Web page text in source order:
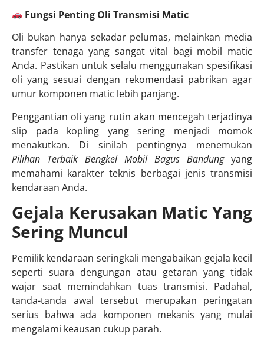
Fungsi Penting Oli Transmisi Matic
Oli bukan hanya sekadar pelumas, melainkan media
transfer tenaga yang sangat vital bagi mobil matic
Anda. Pastikan untuk selalu menggunakan spesifikasi
oli yang sesuai dengan rekomendasi pabrikan agar
umur komponen matic lebih panjang.
Penggantian oli yang rutin akan mencegah terjadinya
slip pada kopling yang sering menjadi momok
menakutkan. Di sinilah pentingnya menemukan
Pilihan Terbaik Bengkel Mobil Bagus Bandungyang
memahami karakter teknis berbagai jenis transmisi
kendaraan Anda.
Gejala Kerusakan Matic Yang
Sering Muncul
Pemilik kendaraan seringkali mengabaikan gejala kecil
seperti suara dengungan atau getaran yang tidak
wajar saat memindahkan tuas transmisi. Padahal,
tanda-tanda awal tersebut merupakan peringatan
serius bahwa ada komponen mekanis yang mulai
mengalami keausan cukup parah.